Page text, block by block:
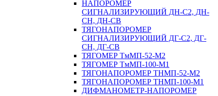
НАПОРОМЕР
СИГНАЛИЗИРУЮЩИЙ ДН-С2, ДН-
СН, ДН-СВ
ТЯГОНАПОРОМЕР
СИГНАЛИЗИРУЮЩИЙ ДГ-С2, ДГ-
СН, ДГ-СВ
ТЯГОМЕР ТмМП-52-М2
ТЯГОМЕР ТмМП-100-М1
ТЯГОНАПОРОМЕР ТНМП-52-М2
ТЯГОНАПОРОМЕР ТНМП-100-М1
ДИФМАНОМЕТР-НАПОРОМЕР